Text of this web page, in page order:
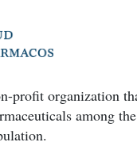
profit organization
among